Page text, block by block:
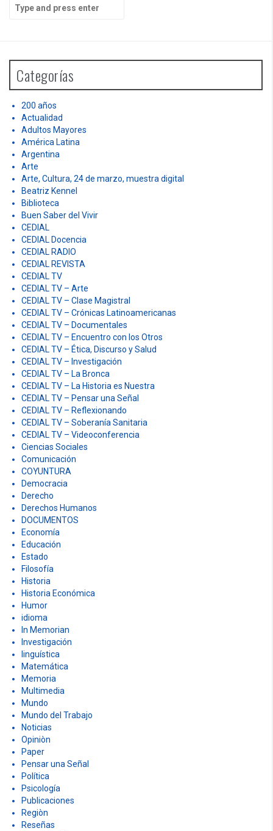
h
o
Categorías
200 años
Actualidad
Adultos Mayores
América Latina
Argentina
Arte
Arte, Cultura, 24 de marzo, muestra digital
Beatriz Kennel
Biblioteca
Buen Saber del Vivir
CEDIAL
CEDIAL Docencia
CEDIAL RADIO
CEDIAL REVISTA
CEDIAL TV
CEDIAL TV – Arte
CEDIAL TV – Clase Magistral
CEDIAL TV – Crónicas Latinoamericanas
CEDIAL TV – Documentales
CEDIAL TV – Encuentro con los Otros
CEDIAL TV – Ética, Discurso y Salud
CEDIAL TV – Investigación
CEDIAL TV – La Bronca
CEDIAL TV – La Historia es Nuestra
CEDIAL TV – Pensar una Señal
CEDIAL TV – Reflexionando
CEDIAL TV – Soberanía Sanitaria
CEDIAL TV – Videoconferencia
Ciencias Sociales
Comunicación
COYUNTURA
Democracia
Derecho
Derechos Humanos
DOCUMENTOS
Economía
Educación
Estado
Filosofía
Historia
Historia Económica
Humor
idioma
In Memorian
Investigación
linguística
Matemática
Memoria
Multimedia
Mundo
Mundo del Trabajo
Noticias
Opiniòn
Paper
Pensar una Señal
Política
Psicología
Publicaciones
Regiòn
Reseñas